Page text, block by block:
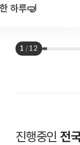
하루🤿
1 / 12
진행중인전